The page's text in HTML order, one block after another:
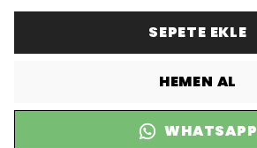
SEPETE EKLE
HEMEN AL
WHATSAPP